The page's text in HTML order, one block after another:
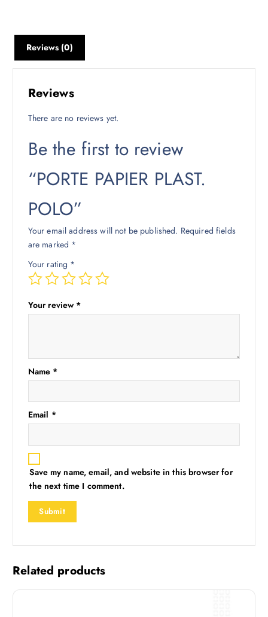
Reviews (0)
Reviews
There are no reviews yet.
Be the first to review
“PORTE PAPIER PLAST.
POLO”
Your email address will not be published. Required fields
are marked *
Your rating *
Your review *
Name *
Email *
Save my name, email, and website in this browser for
the next time I comment.
Related products